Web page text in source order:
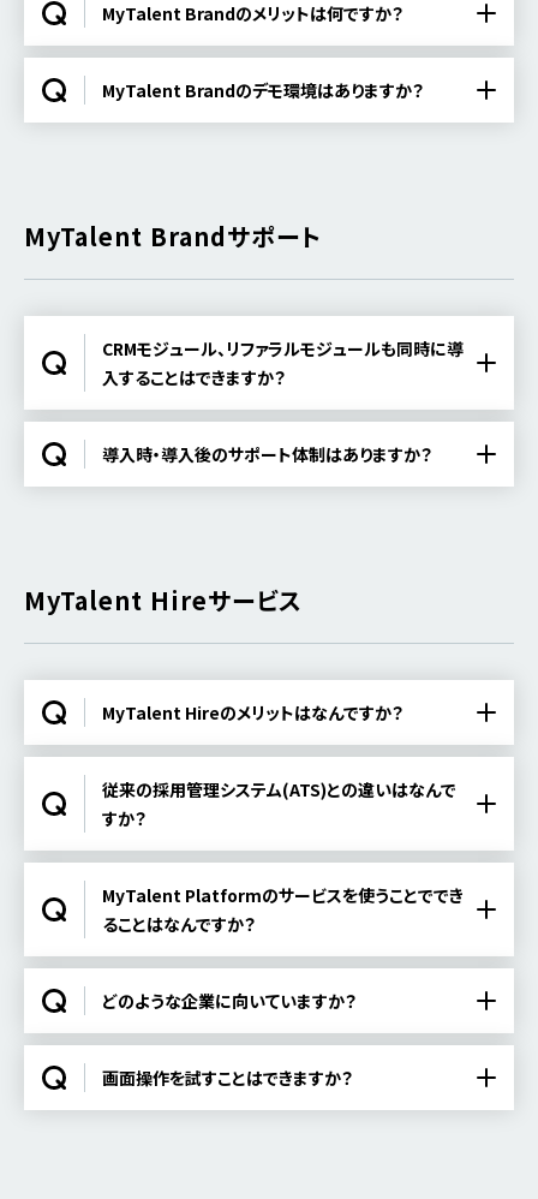
MyTalent Brandのメリットは何ですか？
MyTalent Brandのデモ環境はありますか？
MyTalent Brandサポート
CRMモジュール、リファラルモジュールも同時に導
入することはできますか？
導入時・導入後のサポート体制はありますか？
MyTalent Hireサービス
MyTalent Hireのメリットはなんですか？
従来の採用管理システム(ATS)との違いはなんで
すか？
MyTalent Platformのサービスを使うことででき
ることはなんですか？
どのような企業に向いていますか？
画面操作を試すことはできますか？